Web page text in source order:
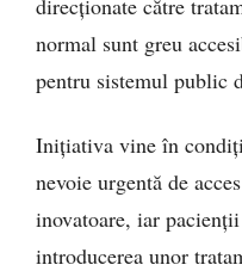
direcționate către
normal sunt greu
pentru sistemul public
Inițiativa vine în
nevoie urgentă de
inovatoare, iar
introducerea unor